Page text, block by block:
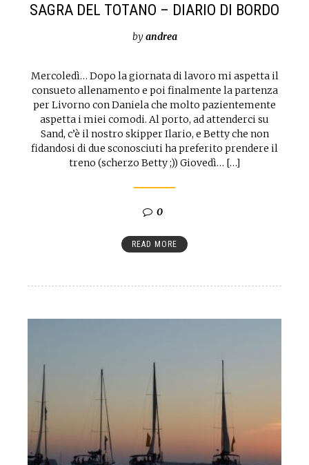
SAGRA DEL TOTANO – DIARIO DI BORDO
byandrea
Mercoledì… Dopo la giornata di lavoro mi aspetta il
consueto allenamento e poi finalmente la partenza
per Livorno con Daniela che molto pazientemente
aspetta i miei comodi. Al porto, ad attenderci su
Sand, c’è il nostro skipper Ilario, e Betty che non
fidandosi di due sconosciuti ha preferito prendere il
treno (scherzo Betty ;)) Giovedì… […]
0
READ MORE